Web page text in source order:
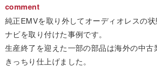
comment
純正EMVを取り外してオーディオレスの
ナビを取り付けた事例です。
生産終了を迎えた一部の部品は海外の中古
きっちり仕上げました。